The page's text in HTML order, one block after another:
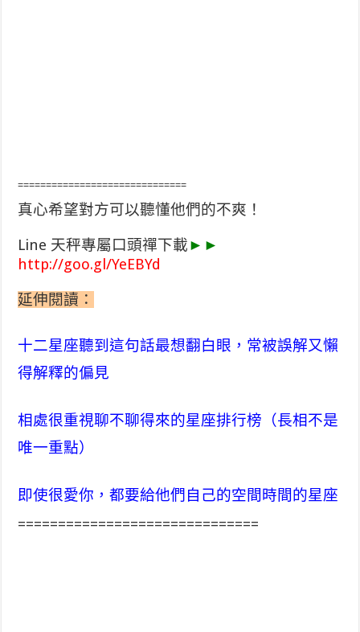
==============================
真心希望對方可以聽懂他們的不爽！
Line 天秤專屬口頭禪下載►►
http://goo.gl/YeEBYd
延伸閱讀：
十二星座聽到這句話最想翻白眼，常被誤解又懶
得解釋的偏見
相處很重視聊不聊得來的星座排行榜（長相不是
唯一重點）
即使很愛你，都要給他們自己的空間時間的星座
==============================